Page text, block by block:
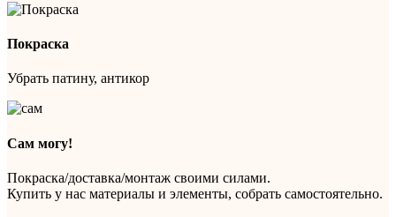
Покраска
Убрать патину, антикор
Сам могу!
Покраска/доставка/монтаж своими силами.
Купить у нас материалы и элементы, собрать самостоятельно.